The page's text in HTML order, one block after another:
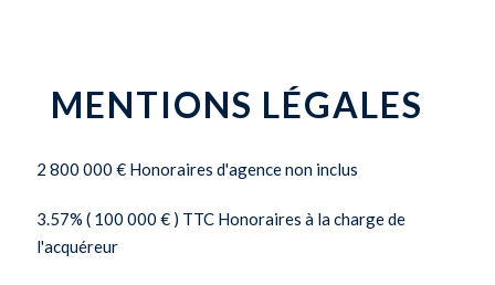
MENTIONS LÉGALES
2 800 000 € Honoraires d'agence non inclus
3.57% ( 100 000 € ) TTC Honoraires à la charge de
l'acquéreur